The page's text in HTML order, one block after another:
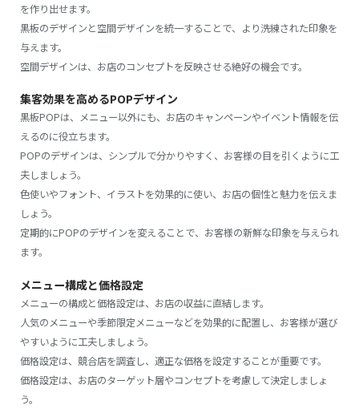
を作り出せます。
黒板のデザインと空間デザインを統一することで、より洗練された印象を
与えます。
空間デザインは、お店のコンセプトを反映させる絶好の機会です。
集客効果を高めるPOPデザイン
黒板POPは、メニュー以外にも、お店のキャンペーンやイベント情報を伝
えるのに役立ちます。
POPのデザインは、シンプルで分かりやすく、お客様の目を引くように工
夫しましょう。
色使いやフォント、イラストを効果的に使い、お店の個性と魅力を伝えま
しょう。
定期的にPOPのデザインを変えることで、お客様の新鮮な印象を与えられ
ます。
メニュー構成と価格設定
メニューの構成と価格設定は、お店の収益に直結します。
人気のメニューや季節限定メニューなどを効果的に配置し、お客様が選び
やすいように工夫しましょう。
価格設定は、競合店を調査し、適正な価格を設定することが重要です。
価格設定は、お店のターゲット層やコンセプトを考慮して決定しましょ
う。